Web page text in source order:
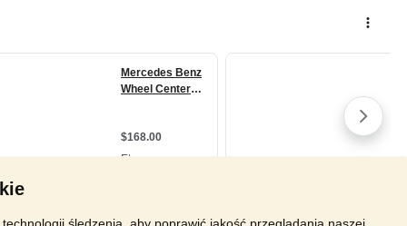
śledzenia, aby poprawić jakość przeglądania naszej